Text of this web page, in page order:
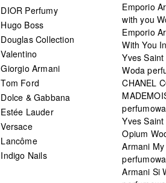
DIOR Perfumy
Hugo Boss
Douglas Collection
Valentino
Giorgio Armani
Tom Ford
Dolce & Gabbana
Estée Lauder
Versace
Lancôme
Indigo Nails
Emporio
with you
Emporio
With You
Yves
Woda
CHANEL
Yves
Opium
Armani
Armani Si